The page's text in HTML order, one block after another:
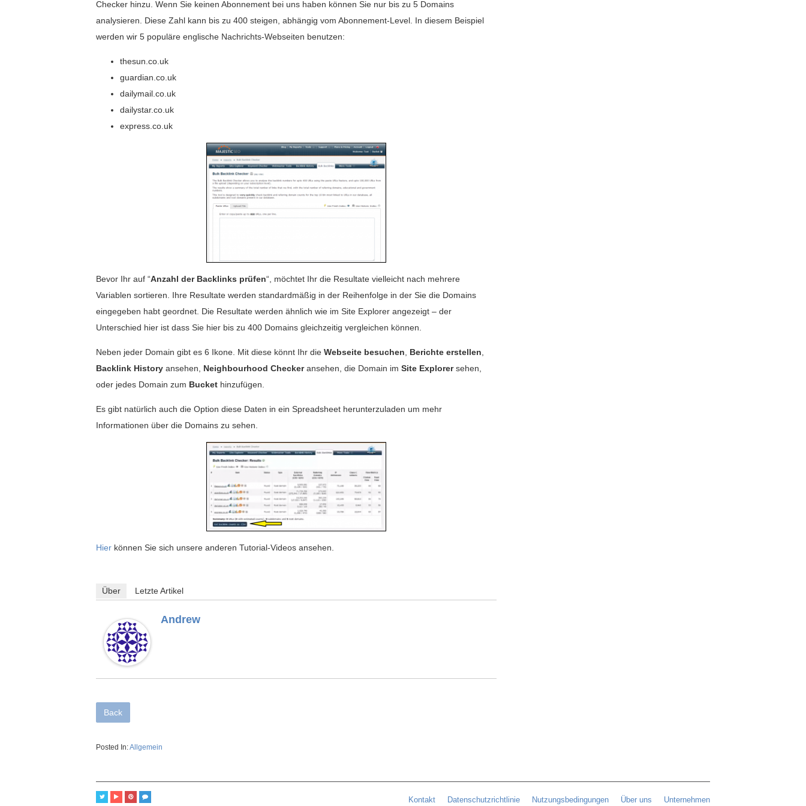
Checker hinzu. Wenn Sie keinen Abonnement bei uns haben können Sie nur bis zu 5 Domains
analysieren. Diese Zahl kann bis zu 400 steigen, abhängig vom Abonnement-Level. In diesem Beispiel
werden wir 5 populäre englische Nachrichts-Webseiten benutzen:
thesun.co.uk
guardian.co.uk
dailymail.co.uk
dailystar.co.uk
express.co.uk
Bevor Ihr auf “Anzahl der Backlinks prüfen“, möchtet Ihr die Resultate vielleicht nach mehrere
Variablen sortieren. Ihre Resultate werden standardmäßig in der Reihenfolge in der Sie die Domains
eingegeben habt geordnet. Die Resultate werden ähnlich wie im Site Explorer angezeigt – der
Unterschied hier ist dass Sie hier bis zu 400 Domains gleichzeitig vergleichen können.
Neben jeder Domain gibt es 6 Ikone. Mit diese könnt Ihr die Webseite besuchen, Berichte erstellen,
Backlink History ansehen, Neighbourhood Checkeransehen, die Domain im Site Explorersehen,
oder jedes Domain zum Bucket hinzufügen.
Es gibt natürlich auch die Option diese Daten in ein Spreadsheet herunterzuladen um mehr
Informationen über die Domains zu sehen.
Hier können Sie sich unsere anderen Tutorial-Videos ansehen.
Über Letzte Artikel
Andrew
Back
Posted In:Allgemein
Unternehmen
Über uns
Nutzungsbedingungen
Datenschutzrichtlinie
Kontakt